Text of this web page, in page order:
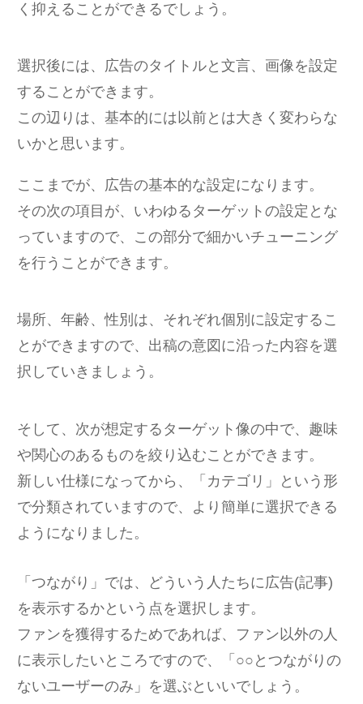
く抑えることができるでしょう。
選択後には、広告のタイトルと文言、画像を設定
することができます。
この辺りは、基本的には以前とは大きく変わらな
いかと思います。
ここまでが、広告の基本的な設定になります。
その次の項目が、いわゆるターゲットの設定とな
っていますので、この部分で細かいチューニング
を行うことができます。
場所、年齢、性別は、それぞれ個別に設定するこ
とができますので、出稿の意図に沿った内容を選
択していきましょう。
そして、次が想定するターゲット像の中で、趣味
や関心のあるものを絞り込むことができます。
新しい仕様になってから、「カテゴリ」という形
で分類されていますので、より簡単に選択できる
ようになりました。
「つながり」では、どういう人たちに広告(記事)
を表示するかという点を選択します。
ファンを獲得するためであれば、ファン以外の人
に表示したいところですので、「○○とつながりの
ないユーザーのみ」を選ぶといいでしょう。